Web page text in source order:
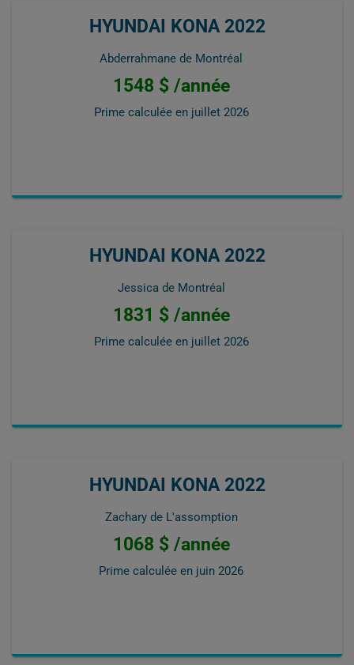
HYUNDAI KONA 2022
Abderrahmane de Montréal
1548 $ /année
Prime calculée en juillet 2026
HYUNDAI KONA 2022
Jessica de Montréal
1831 $ /année
Prime calculée en juillet 2026
HYUNDAI KONA 2022
Zachary de L'assomption
1068 $ /année
Prime calculée en juin 2026